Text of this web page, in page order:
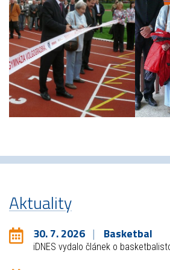
Aktuality
30. 7. 2026 Basketbal
iDNES vydalo článek o